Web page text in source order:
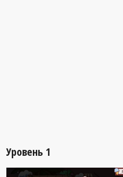
Уровень 1